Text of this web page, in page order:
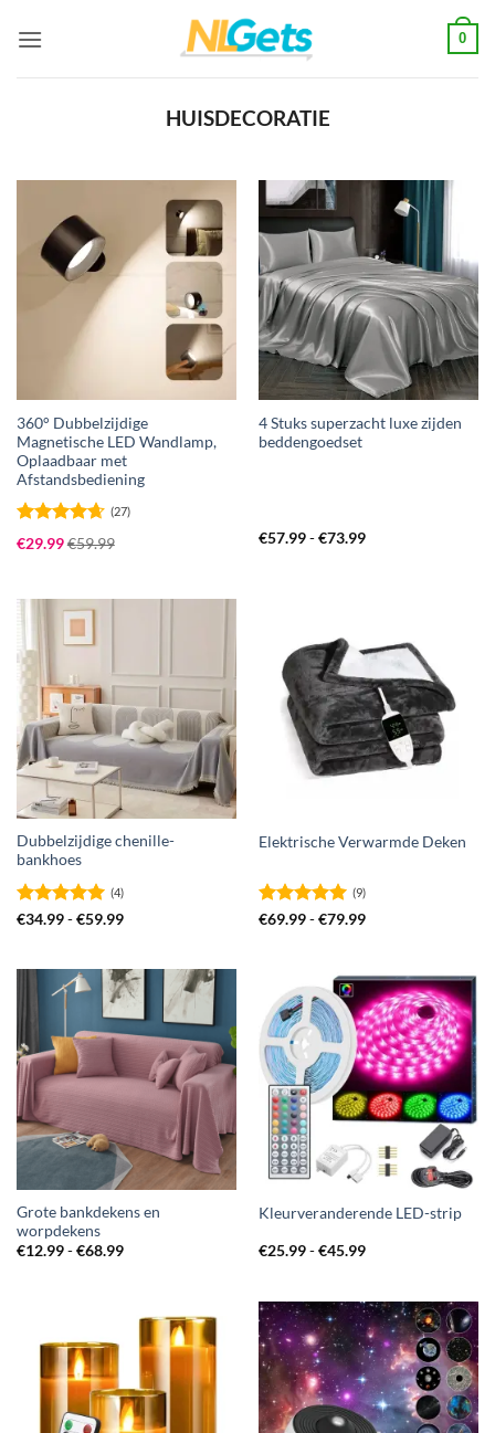
naar
0
HUISDECORATIE
360° Dubbelzijdige
Magnetische LED Wandlamp,
Oplaadbaar met
Afstandsbediening
Gewaardeerd
4.63uit 5
(27)
€29.99€59.99
4 Stuks superzacht luxe zijden
beddengoedset
€57.99 - €73.99Prijsklasse:
Dubbelzijdige chenille-
bankhoes
Gewaardeerd
(4)
€34.99 - €59.99Prijsklasse:
Elektrische Verwarmde Deken
Gewaardeerd
(9)
€69.99 - €79.99Prijsklasse:
Grote bankdekens en
worpdekens
€12.99 - €68.99Prijsklasse:
Kleurveranderende LED-strip
€25.99 - €45.99Prijsklasse: